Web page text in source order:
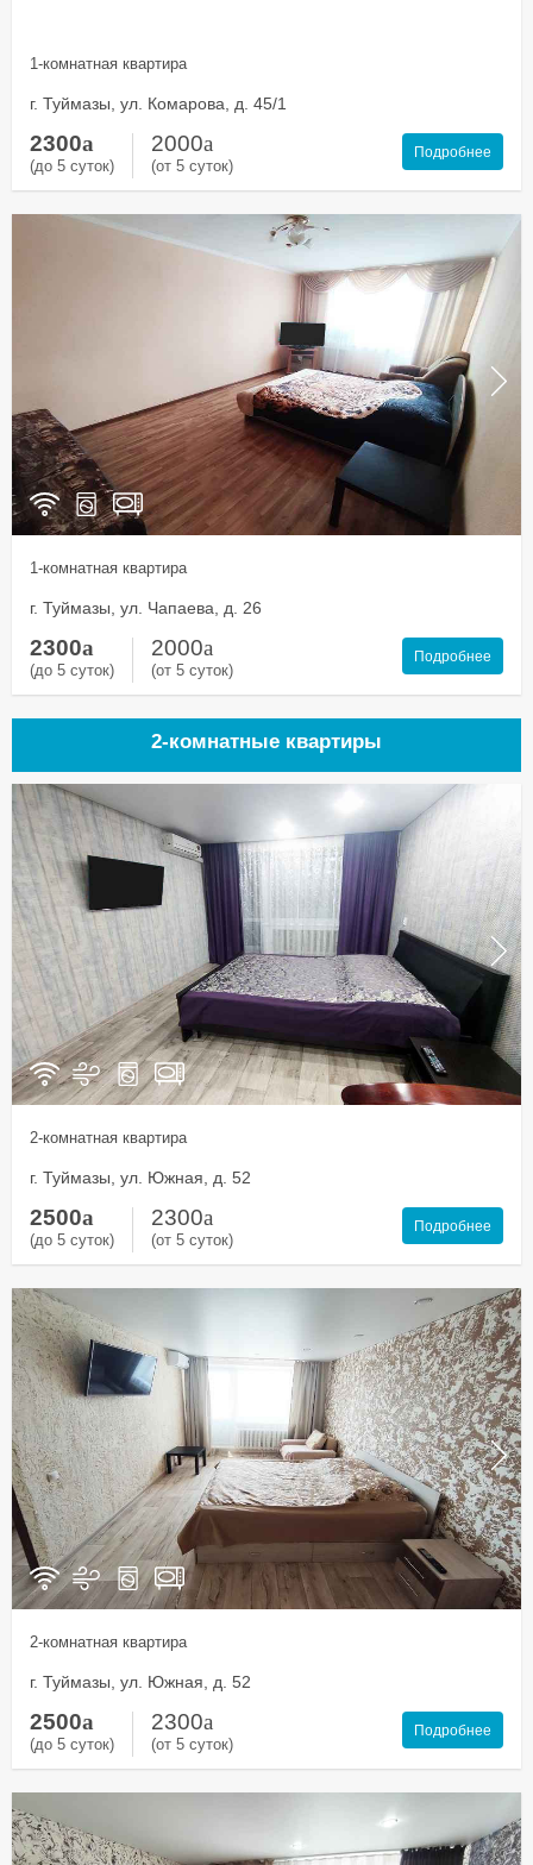
1-комнатная квартира
г. Туймазы, ул. Комарова, д. 45/1
2300a
(до 5 суток)
2000a
(от 5 суток)
Подробнее
1-комнатная квартира
г. Туймазы, ул. Чапаева, д. 26
2300a
(до 5 суток)
2000a
(от 5 суток)
Подробнее
2-комнатные квартиры
2-комнатная квартира
г. Туймазы, ул. Южная, д. 52
2500a
(до 5 суток)
2300a
(от 5 суток)
Подробнее
2-комнатная квартира
г. Туймазы, ул. Южная, д. 52
2500a
(до 5 суток)
2300a
(от 5 суток)
Подробнее